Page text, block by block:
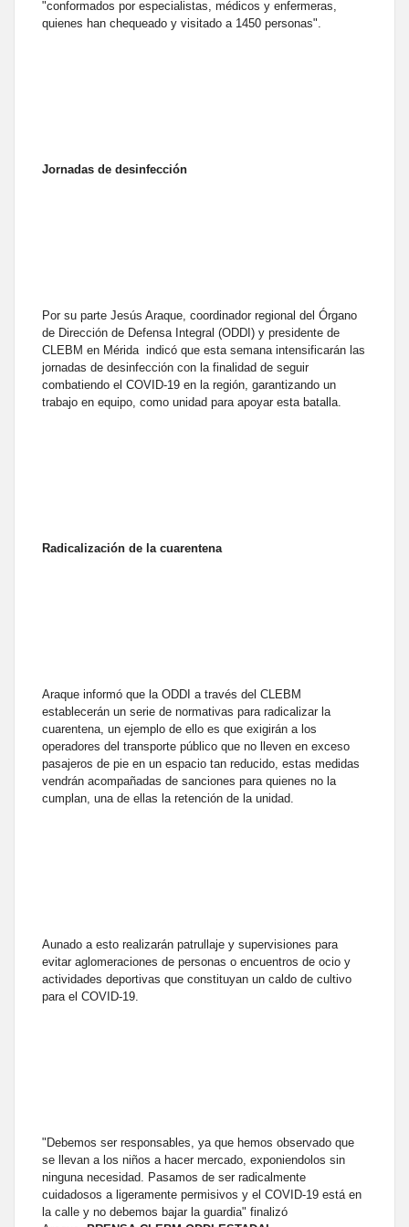
"conformados por especialistas, médicos y enfermeras,
quienes han chequeado y visitado a 1450 personas".
Jornadas de desinfección
Por su parte Jesús Araque, coordinador regional del Órgano
de Dirección de Defensa Integral (ODDI) y presidente de
CLEBM en Mérida indicó que esta semana intensificarán las
jornadas de desinfección con la finalidad de seguir
combatiendo el COVID-19 en la región, garantizando un
trabajo en equipo, como unidad para apoyar esta batalla.
Radicalización de la cuarentena
Araque informó que la ODDI a través del CLEBM
establecerán un serie de normativas para radicalizar la
cuarentena, un ejemplo de ello es que exigirán a los
operadores del transporte público que no lleven en exceso
pasajeros de pie en un espacio tan reducido, estas medidas
vendrán acompañadas de sanciones para quienes no la
cumplan, una de ellas la retención de la unidad.
Aunado a esto realizarán patrullaje y supervisiones para
evitar aglomeraciones de personas o encuentros de ocio y
actividades deportivas que constituyan un caldo de cultivo
para el COVID-19.
"Debemos ser responsables, ya que hemos observado que
se llevan a los niños a hacer mercado, exponiendolos sin
ninguna necesidad. Pasamos de ser radicalmente
cuidadosos a ligeramente permisivos y el COVID-19 está en
la calle y no debemos bajar la guardia" finalizó